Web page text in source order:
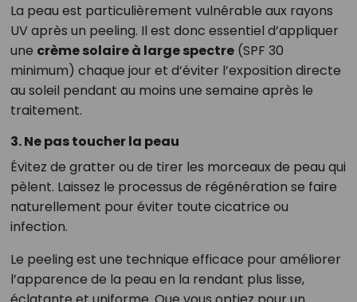
La peau est particulièrement vulnérable aux rayons
UV après un peeling. Il est donc essentiel d’appliquer
une crème solaire à large spectre(SPF 30
minimum) chaque jour et d’éviter l’exposition directe
au soleil pendant au moins une semaine après le
traitement.
3. Ne pas toucher la peau
Évitez de gratter ou de tirer les morceaux de peau qui
pèlent. Laissez le processus de régénération se faire
naturellement pour éviter toute cicatrice ou
infection.
Le peeling est une technique efficace pour améliorer
l’apparence de la peau en la rendant plus lisse,